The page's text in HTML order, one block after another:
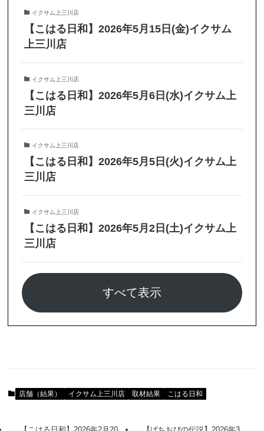
イクサム上三川店
【こはる日和】2026年5月15日(金)イクサム
上三川店
イクサム上三川店
【こはる日和】2026年5月6日(水)イクサム上
三川店
イクサム上三川店
【こはる日和】2026年5月5日(火)イクサム上
三川店
イクサム上三川店
【こはる日和】2026年5月2日(土)イクサム上
三川店
すべて表示
店舗（結果） イクサム上三川店 取材結果 こはる日和